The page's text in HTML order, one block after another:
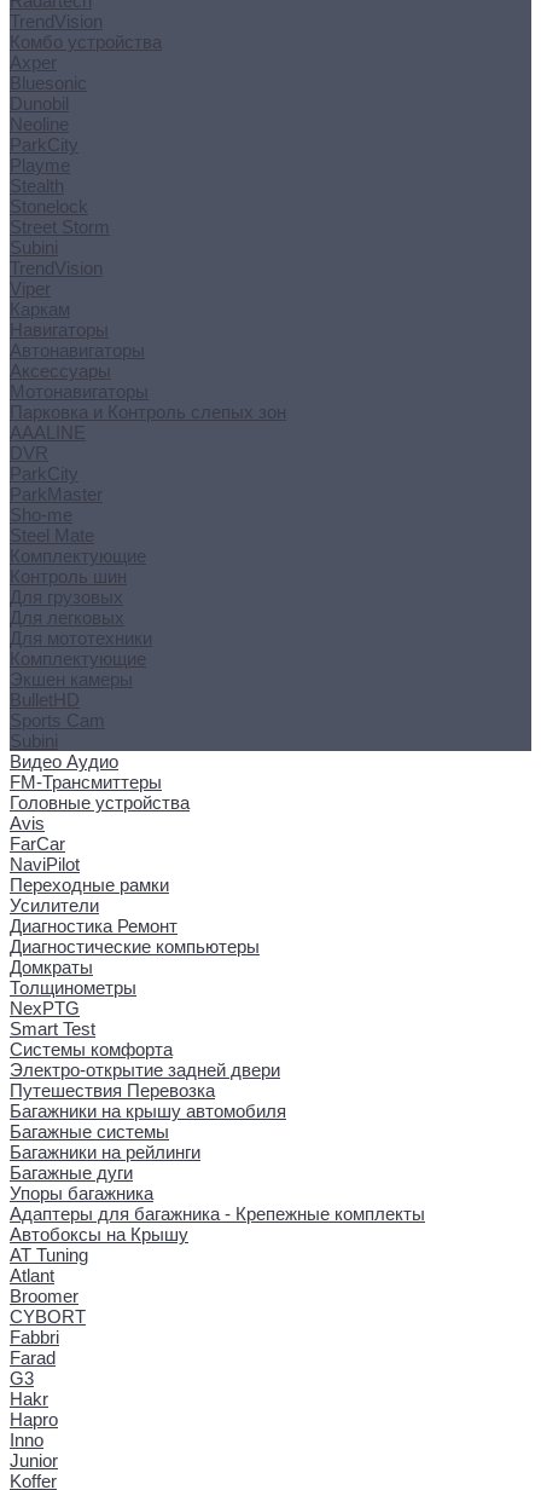
TrendVision
Комбо устройства
Axper
Bluesonic
Dunobil
Neoline
ParkCity
Playme
Stealth
Stonelock
Street Storm
Subini
TrendVision
Viper
Каркам
Навигаторы
Автонавигаторы
Аксессуары
Мотонавигаторы
Парковка и Контроль слепых зон
AAALINE
DVR
ParkCity
ParkMaster
Sho-me
Steel Mate
Комплектующие
Контроль шин
Для грузовых
Для легковых
Для мототехники
Комплектующие
Экшен камеры
BulletHD
Sports Cam
Subini
Видео Аудио
FM-Трансмиттеры
Головные устройства
Avis
FarCar
NaviPilot
Переходные рамки
Усилители
Диагностика Ремонт
Диагностические компьютеры
Домкраты
Толщинометры
NexPTG
Smart Test
Системы комфорта
Электро-открытие задней двери
Путешествия Перевозка
Багажники на крышу автомобиля
Багажные системы
Багажники на рейлинги
Багажные дуги
Упоры багажника
Адаптеры для багажника - Крепежные комплекты
Автобоксы на Крышу
AT Tuning
Atlant
Broomer
CYBORT
Fabbri
Farad
G3
Hakr
Hapro
Inno
Junior
Koffer